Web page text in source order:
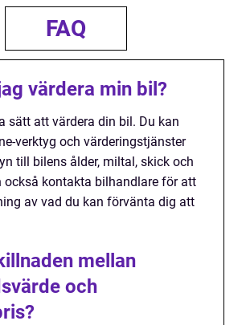
FAQ
värdera min bil?
sätt att värdera din bil. Du kan
verktyg och värderingstjänster
till bilens ålder, miltal, skick och
också kontakta bilhandlare för att
av vad du kan förvänta dig att
mellan
och